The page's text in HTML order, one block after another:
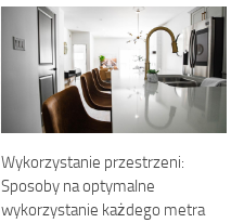
Wykorzystanie przestrzeni:
Sposoby na optymalne
wykorzystanie każdego metra